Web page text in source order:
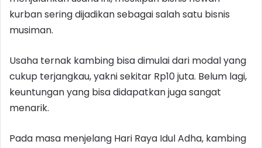
kurban sering dijadikan sebagai salah satu bisnis
musiman.
Usaha ternak kambing bisa dimulai dari modal yang
cukup terjangkau, yakni sekitar Rp10 juta. Belum lagi,
keuntungan yang bisa didapatkan juga sangat
menarik.
Pada masa menjelang Hari Raya Idul Adha, kambing